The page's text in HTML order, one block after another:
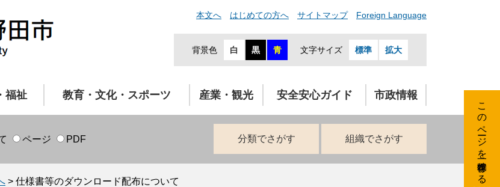
本文へ はじめての方へ サイトマップ Foreign Language
背景色 白 黒 青 文字サイズ 標準 拡大
福祉 教育・文化・スポーツ 産業・観光 安全安心ガイド 市政情報
ページ PDF 分類でさがす 組織でさがす
> 仕様書等のダウンロード配布について
このページを一時保存する